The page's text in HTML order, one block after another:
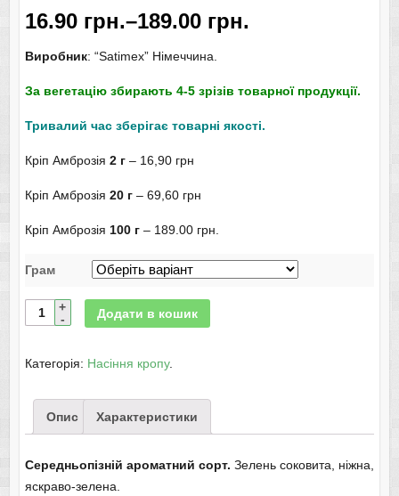
16.90 грн.–189.00 грн.
Виробник: “Satimex” Німеччина.
За вегетацію збирають 4-5 зрізів товарної продукції.
Тривалий час зберігає товарні якості.
Кріп Амброзія 2 г– 16,90 грн
Кріп Амброзія 20 г– 69,60 грн
Кріп Амброзія 100 г– 189.00 грн.
Грам
Додати в кошик
Категорія: Насіння кропу.
Опис Характеристики
Середньопізній ароматний сорт. Зелень соковита, ніжна,
яскраво-зелена.